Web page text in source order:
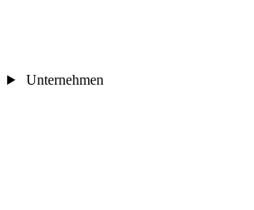
Unternehmen